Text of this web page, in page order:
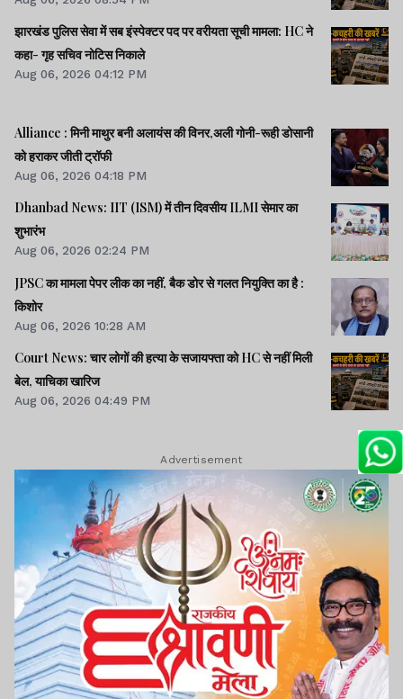
झारखंड पुलिस सेवा में सब इंस्पेक्टर पद पर वरीयता सूची मामला: HC ने
कहा- गृह सचिव नोटिस निकाले
Aug 06, 2026 04:12 PM
Alliance : मिनी माथुर बनी अलायंस की विनर,अली गोनी-रूही डोसानी
को हराकर जीती ट्रॉफी
Aug 06, 2026 04:18 PM
Dhanbad News: IIT (ISM) में तीन दिवसीय ILMI सेमार का
शुभारंभ
Aug 06, 2026 02:24 PM
JPSC का मामला पेपर लीक का नहीं, बैक डोर से गलत नियुक्ति का है :
किशोर
Aug 06, 2026 10:28 AM
Court News: चार लोगों की हत्या के सजायफ्ता को HC से नहीं मिली
बेल, याचिका खारिज
Aug 06, 2026 04:49 PM
Advertisement